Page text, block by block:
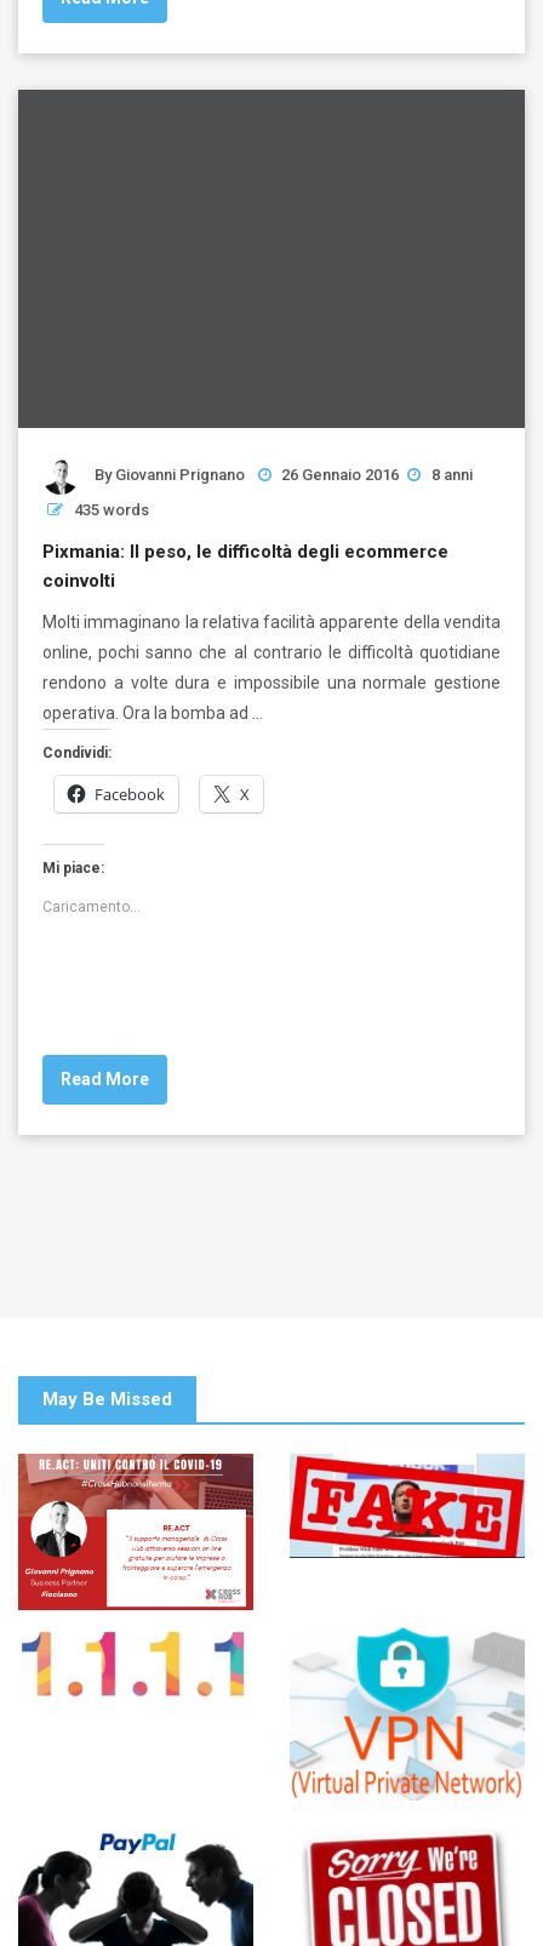
By Giovanni Prignano 26 Gennaio 2016
8 anni
435 words
Pixmania: Il peso, le difficoltà degli ecommerce
coinvolti
Molti immaginano la relativa facilità apparente della vendita
online, pochi sanno che al contrario le difficoltà quotidiane
rendono a volte dura e impossibile una normale gestione
operativa. Ora la bomba ad …
Condividi:
Facebook X
Mi piace:
Caricamento...
Read More
May Be Missed